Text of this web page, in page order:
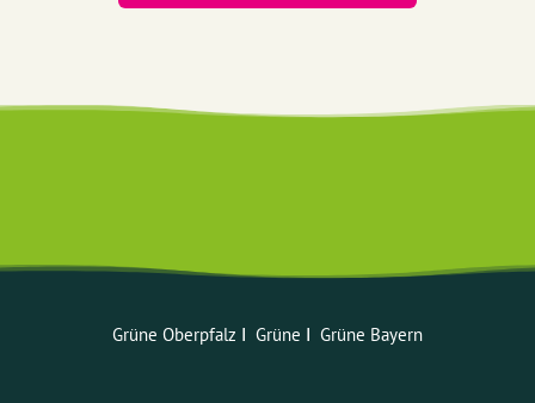
Grüne Oberpfalz ꓲ Grüne ꓲ Grüne Bayern